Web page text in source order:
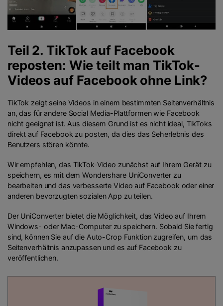
Teil 2. TikTok auf Facebook
reposten: Wie teilt man TikTok-
Videos auf Facebook ohne Link?
TikTok zeigt seine Videos in einem bestimmten Seitenverhältnis
an, das für andere Social Media-Plattformen wie Facebook
nicht geeignet ist. Aus diesem Grund ist es nicht ideal, TikToks
direkt auf Facebook zu posten, da dies das Seherlebnis des
Benutzers stören könnte.
Wir empfehlen, das TikTok-Video zunächst auf Ihrem Gerät zu
speichern, es mit dem Wondershare UniConverter zu
bearbeiten und das verbesserte Video auf Facebook oder einer
anderen bevorzugten sozialen App zu teilen.
Der UniConverter bietet die Möglichkeit, das Video auf Ihrem
Windows- oder Mac-Computer zu speichern. Sobald Sie fertig
sind, können Sie auf die Auto-Crop Funktion zugreifen, um das
Seitenverhältnis anzupassen und es auf Facebook zu
veröffentlichen.